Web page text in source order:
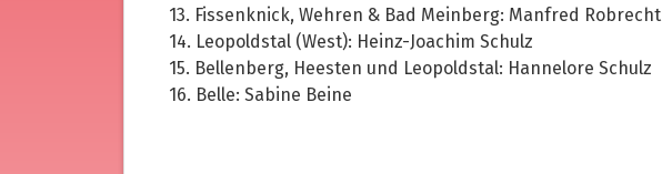
13. Fissenknick, Wehren & Bad Meinberg: Manfred Robrecht
14. Leopoldstal (West): Heinz-Joachim Schulz
15. Bellenberg, Heesten und Leopoldstal: Hannelore Schulz
16. Belle: Sabine Beine